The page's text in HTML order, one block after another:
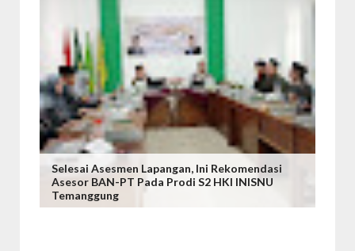
Selesai Asesmen Lapangan, Ini Rekomendasi
Asesor BAN-PT Pada Prodi S2 HKI INISNU
Temanggung